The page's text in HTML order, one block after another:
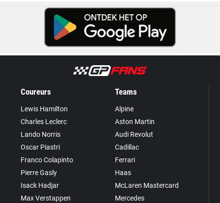
Coureurs
Lewis Hamilton
Charles Leclerc
Lando Norris
Oscar Piastri
Franco Colapinto
Pierre Gasly
Isack Hadjar
Max Verstappen
Teams
Alpine
Aston Martin
Audi Revolut
Cadillac
Ferrari
Haas
McLaren Mastercard
Mercedes